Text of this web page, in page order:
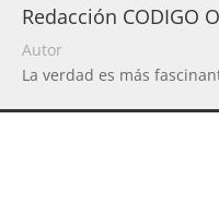
Redacción CODIGO
Autor
La verdad es más